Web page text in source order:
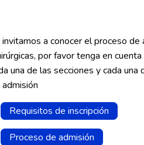
invitamos a conocer el proceso
por favor tenga en
una de las secciones y cada
Requisitos de inscripción
Proceso de admisión